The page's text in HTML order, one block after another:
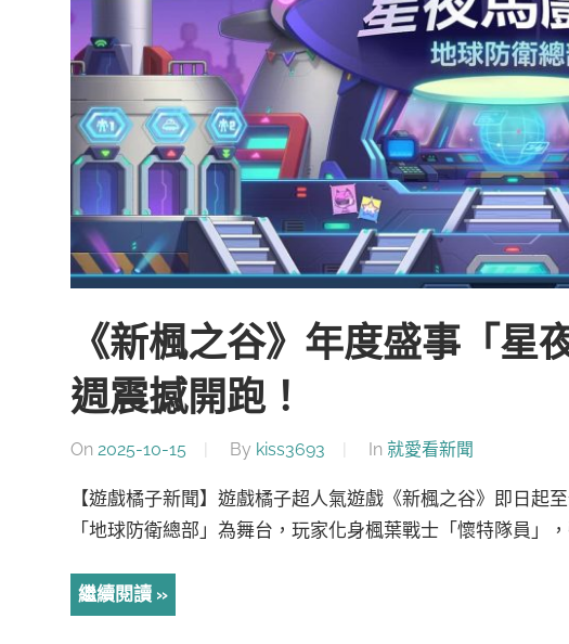
《新楓之谷》年度盛事「星
週震撼開跑！
On 2025-10-15 By kiss3693 In 就愛看新聞
【遊戲橘子新聞】遊戲橘子超人氣遊戲《新楓之谷》即日起
「地球防衛總部」為舞台，玩家化身楓葉戰士「懷特隊員」
繼續閱讀